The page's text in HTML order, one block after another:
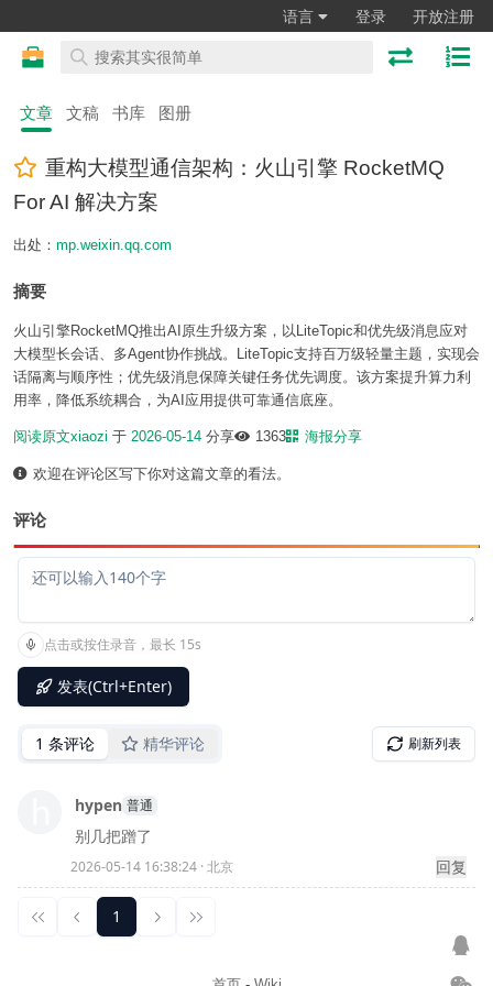
语言 登录 开放注册
文章 文稿 书库 图册
重构大模型通信架构：火山引擎 RocketMQ
For AI 解决方案
出处： mp.weixin.qq.com
摘要
火山引擎RocketMQ推出AI原生升级方案，以LiteTopic和优先级消息应对
大模型长会话、多Agent协作挑战。LiteTopic支持百万级轻量主题，实现会
话隔离与顺序性；优先级消息保障关键任务优先调度。该方案提升算力利
用率，降低系统耦合，为AI应用提供可靠通信底座。
阅读原文xiaozi 于 2026-05-14 分享 1363 海报分享
欢迎在评论区写下你对这篇文章的看法。
评论